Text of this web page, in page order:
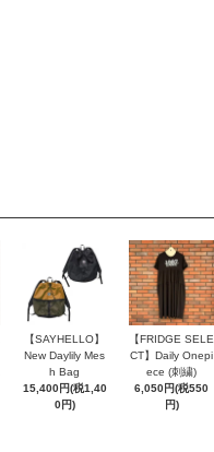
【SAYHELLO】
New Daylily Mes
h Bag
15,400円(税1,40
0円)
【FRIDGE SELE
CT】Daily Onepi
ece (刺繍)
6,050円(税550
円)